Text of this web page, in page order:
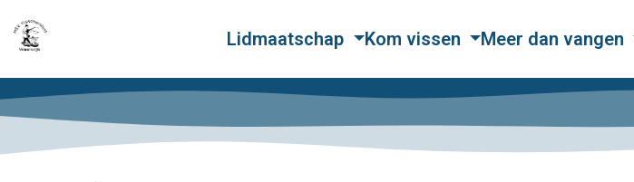
Lidmaatschap Kom vissen Meer dan vangen